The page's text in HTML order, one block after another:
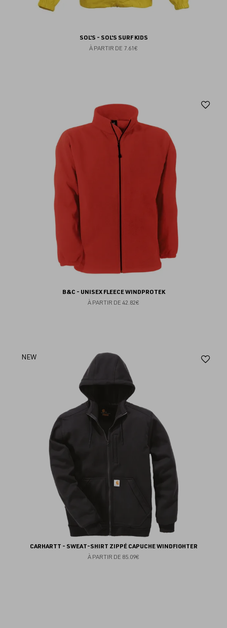
SOL'S - SOL'S SURF KIDS
À PARTIR DE 7.61€
B&C - UNISEX FLEECE WINDPROTEK
À PARTIR DE 42.82€
NEW
CARHARTT - SWEAT-SHIRT ZIPPÉ CAPUCHE WINDFIGHTER
À PARTIR DE 85.09€